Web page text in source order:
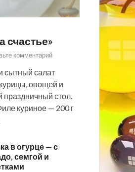
счастье»
комментарий
сытный салат
овощей и
праздничный стол.
куриное — 200 г
в огурце — с
семгой и